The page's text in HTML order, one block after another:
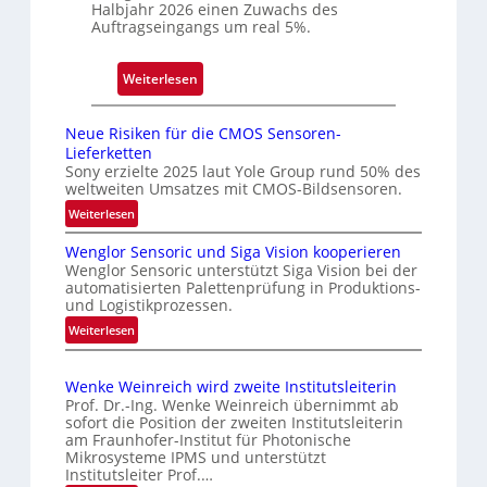
d
e
a
s
u
n
i
n
C
h
n
Halbjahr 2026 einen Zuwachs des
Auftragseingangs um real 5%.
Weiterlesen
L
e
c
h
e
s
P
l
s
e
m
A
Neue Risiken für die CMOS Sensoren-
Lieferketten
Sony erzielte 2025 laut Yole Group rund 50% des
weltweiten Umsatzes mit CMOS-Bildsensoren.
Weiterlesen:
N
e
u
e
R
i
s
k
e
n
f
ü
Wenglor Sensoric und Siga Vision kooperieren
Wenglor Sensoric unterstützt Siga Vision bei der
automatisierten Palettenprüfung in Produktions-
und Logistikprozessen.
Weiterlesen:
W
n
g
l
o
r
Wenke Weinreich wird zweite Institutsleiterin
Prof. Dr.-Ing. Wenke Weinreich übernimmt ab
sofort die Position der zweiten Institutsleiterin
am Fraunhofer-Institut für Photonische
Mikrosysteme IPMS und unterstützt
Institutsleiter Prof.…